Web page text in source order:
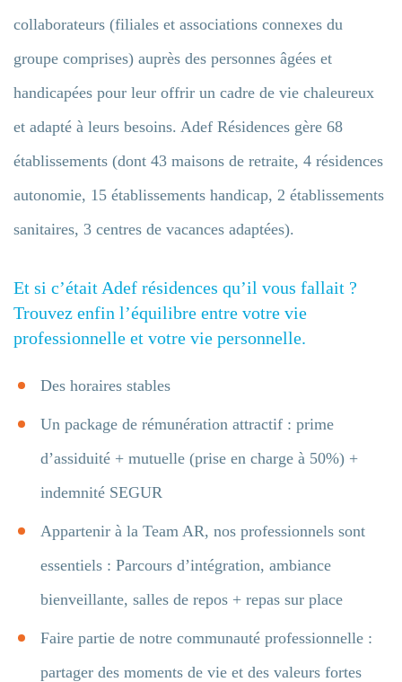
collaborateurs (filiales et associations connexes du
groupe comprises) auprès des personnes âgées et
handicapées pour leur offrir un cadre de vie chaleureux
et adapté à leurs besoins. Adef Résidences gère 68
établissements (dont 43 maisons de retraite, 4 résidences
autonomie, 15 établissements handicap, 2 établissements
sanitaires, 3 centres de vacances adaptées).
Et si c’était Adef résidences qu’il vous fallait ?
Trouvez enfin l’équilibre entre votre vie
professionnelle et votre vie personnelle.
Des horaires stables
Un package de rémunération attractif : prime
d’assiduité + mutuelle (prise en charge à 50%) +
indemnité SEGUR
Appartenir à la Team AR, nos professionnels sont
essentiels : Parcours d’intégration, ambiance
bienveillante, salles de repos + repas sur place
Faire partie de notre communauté professionnelle :
partager des moments de vie et des valeurs fortes